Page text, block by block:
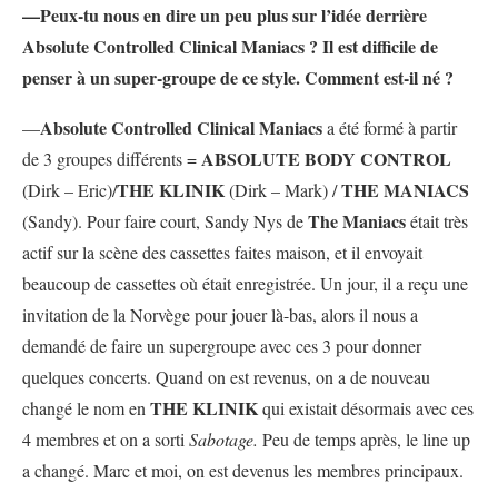
—Peux-tu nous en dire un peu plus sur l’idée derrière
Absolute Controlled Clinical Maniacs ? Il est difficile de
penser à un super-groupe de ce style. Comment est-il né ?
—Absolute Controlled Clinical Maniacsa été formé à partir
de 3 groupes différents =ABSOLUTE BODY CONTROL
(Dirk – Eric)/THE KLINIK(Dirk – Mark) /THE MANIACS
(Sandy). Pour faire court, Sandy Nys deThe Maniacsétait très
actif sur la scène des cassettes faites maison, et il envoyait
beaucoup de cassettes où était enregistrée. Un jour, il a reçu une
invitation de la Norvège pour jouer là-bas, alors il nous a
demandé de faire un supergroupe avec ces 3 pour donner
quelques concerts. Quand on est revenus, on a de nouveau
changé le nom en THE KLINIKqui existait désormais avec ces
4 membres et on a sorti Sabotage. Peu de temps après, le line up
a changé. Marc et moi, on est devenus les membres principaux.